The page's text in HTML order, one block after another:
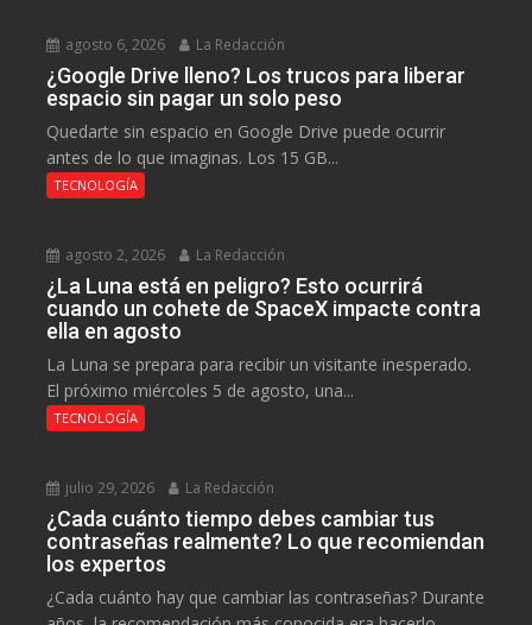
agosto 6, 2026 La Redacción
¿Google Drive lleno? Los trucos para liberar
espacio sin pagar un solo peso
Quedarte sin espacio en Google Drive puede ocurrir
antes de lo que imaginas. Los 15 GB...
TECNOLOGÍA
agosto 2, 2026 La Redacción
¿La Luna está en peligro? Esto ocurrirá
cuando un cohete de SpaceX impacte contra
ella en agosto
La Luna se prepara para recibir un visitante inesperado.
El próximo miércoles 5 de agosto, una...
TECNOLOGÍA
julio 29, 2026 La Redacción
¿Cada cuánto tiempo debes cambiar tus
contraseñas realmente? Lo que recomiendan
los expertos
¿Cada cuánto hay que cambiar las contraseñas? Durante